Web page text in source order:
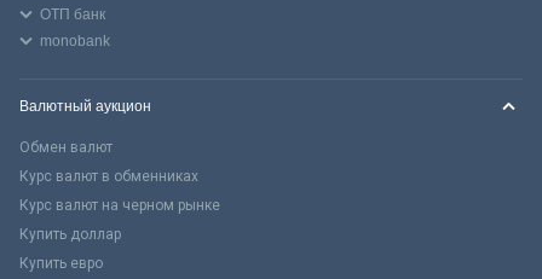
ОТП банк
monobank
Валютный аукцион
Обмен валют
Курс валют в обменниках
Курс валют на черном рынке
Купить доллар
Купить евро